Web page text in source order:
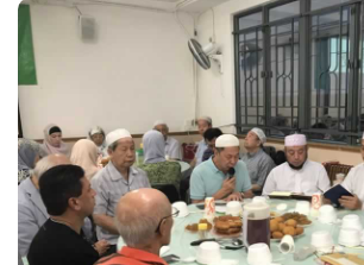
主席本社主席脫志賢與中央統戰部副部...